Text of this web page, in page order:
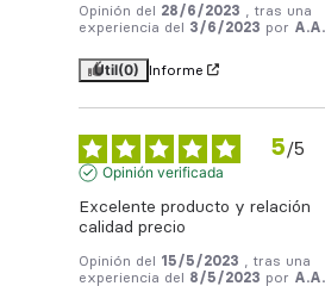
Opinión del 28/6/2023
, tras una
experiencia del 3/6/2023 por A.A.
Útil(0) Informe
5/5
Opinión verificada
Excelente producto y relación
calidad precio
Opinión del 15/5/2023
, tras una
experiencia del 8/5/2023 por A.A.